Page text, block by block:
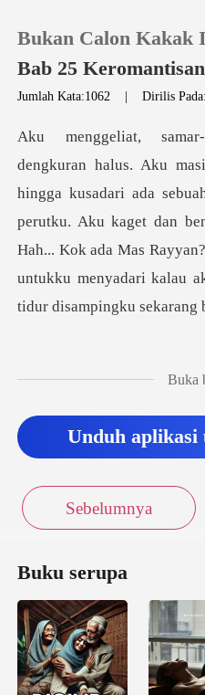
Pengisian Ulang
Bukan Calon Kakak
Bab 25
Jumlah Kata:1062 |Dirilis
perutku. Aku kaget dan
Hah... Kok ada Mas
Buka
Unduh aplikasi
Sebelumnya
Buku serupa